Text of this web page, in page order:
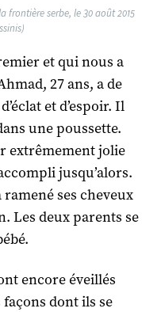
frontière serbe, le 30 août 2015
et qui nous a
27 ans, a de
et d’espoir. Il
une poussette.
extrêmement jolie
jusqu’alors.
ses cheveux
Les deux parents se
encore éveillés
dont ils se